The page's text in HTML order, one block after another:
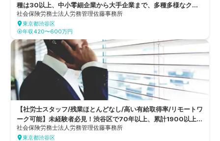
種は30以上、中小零細企業から大手企業まで、多種多様なクラ
イアント累計1900以上をチームでサポート！無理な拡大をしな
い経営方針で、働きやすさを実現する社会保険労務士事務所
社会保険労務士法人労務管理佐藤事務所
東京都渋谷区
年収420〜600万円
【社労士スタッフ/残業ほとんどなし/高い有給取得率/リモートワ
ーク可能】未経験者必見！渋谷区で70年以上、累計1900以上の
企業の労務管理をサポート！顧客の課題解決に寄り添ったサービ
ス提供する社会保険労務士事務所
社会保険労務士法人労務管理佐藤事務所
東京都渋谷区